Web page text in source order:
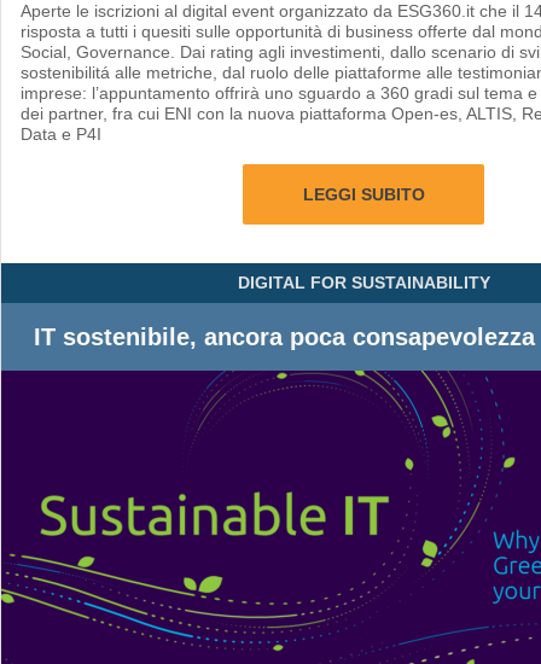
Aperte le iscrizioni al digital event organizzato da ESG360.it che il
risposta a tutti i quesiti sulle opportunità di business offerte dal
Social, Governance. Dai rating agli investimenti, dallo scenario di
sostenibilitá alle metriche, dal ruolo delle piattaforme alle
imprese: l’appuntamento offrirà uno sguardo a 360 gradi sul tema
dei partner, fra cui ENI con la nuova piattaforma Open-es, ALTIS,
Data e P4I
LEGGI SUBITO
DIGITAL FOR SUSTAINABILITY
IT sostenibile, ancora poca